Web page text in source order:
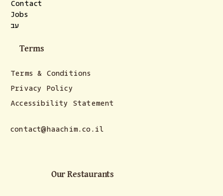
Contact
Jobs
עב
Terms
Terms & Conditions
Privacy Policy
Accessibility Statement
contact@haachim.co.il
Our Restaurants